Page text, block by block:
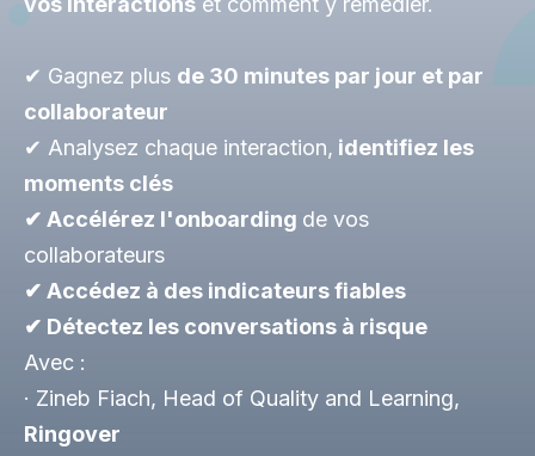
✔ Gagnez plus de 30 minutes par jour et par
collaborateur
✔ Analysez chaque interaction, identifiez les
moments clés
✔ Accélérez l'onboarding de vos
collaborateurs
✔ Accédez à des indicateurs fiables
✔ Détectez les conversations à risque
Avec :
· Zineb Fiach, Head of Quality and Learning,
Ringover